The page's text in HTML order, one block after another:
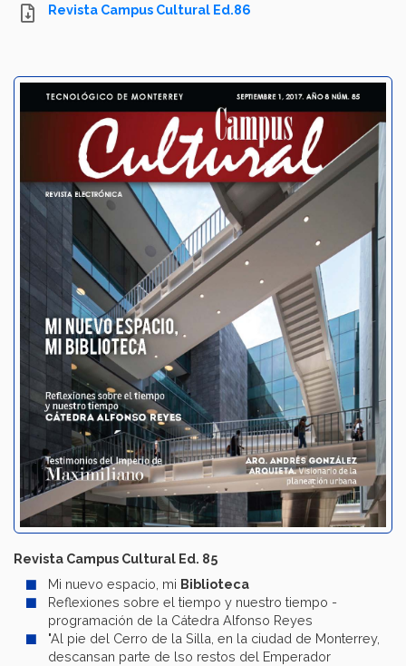
Revista Campus Cultural Ed.86
Revista Campus Cultural Ed. 85
Mi nuevo espacio, mi Biblioteca
Reflexiones sobre el tiempo y nuestro tiempo -
programación de la Cátedra Alfonso Reyes
"Al pie del Cerro de la Silla, en la ciudad de Monterrey,
descansan parte de lso restos del Emperador